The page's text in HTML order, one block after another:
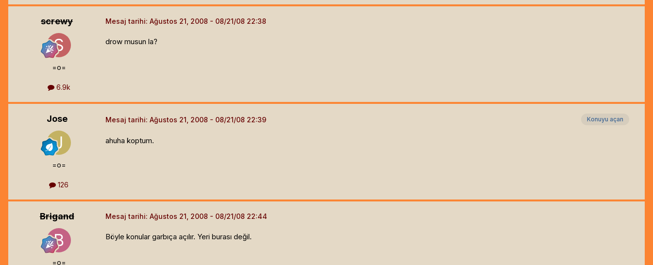
screwy
=o=
6.9k
Mesaj tarihi: Ağustos 21, 2008
drow musun la?
Jose
=o=
126
Konuyu açan
Mesaj tarihi: Ağustos 21, 2008
ahuha koptum.
Brigand
=o=
Mesaj tarihi: Ağustos 21, 2008
Böyle konular garbıça açılır. Yeri burası değil.